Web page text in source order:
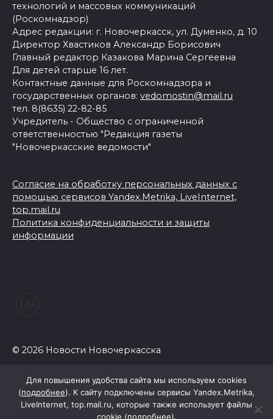
технологий и массовых коммуникаций
(Роскомнадзор)
Адрес редакции: г. Новочеркасск, ул. Думенко, д. 10
Директор Хвастиков Александр Борисович
Главный редактор Казакова Марина Сергеевна
Для детей старше 16 лет.
Контактные данные для Роскомнадзора и
государственных органов: vedomostin@mail.ru
тел. 8(8635) 22-82-85
Учредитель - Общество с ограниченной
ответственностью "Редакция газеты
"Новочеркасские ведомости"
Согласие на обработку персональных данных с
помощью сервисов Yandex.Metrika, LiveInternet,
top.mail.ru
Политика конфиденциальности и защиты
информации
© 2026 Новости Новочеркасска
Для повышения удобства сайта мы используем cookies
(подробнее). К сайту подключены сервисы Yandex.Metrika,
LiveInternet, top.mail.ru, которые также использует файлы
cookie (подробнее).